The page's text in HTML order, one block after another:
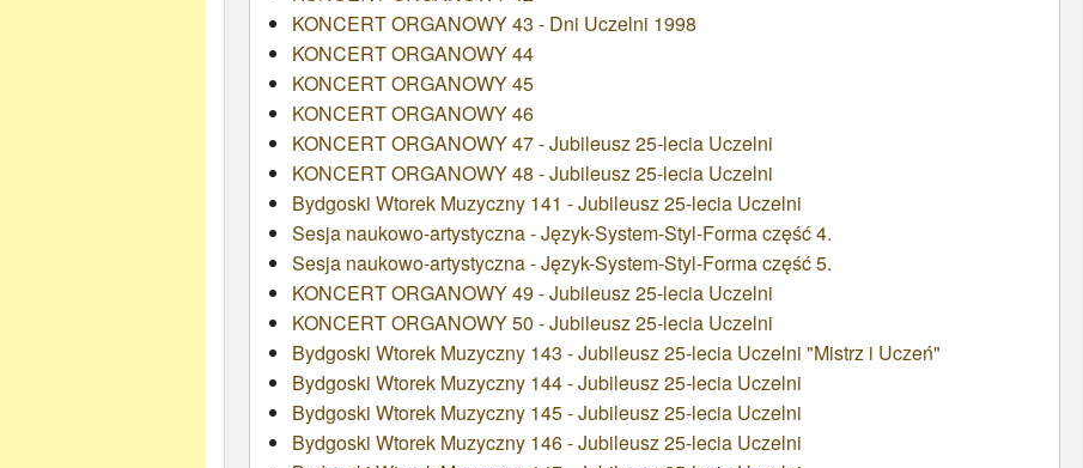
KONCERT ORGANOWY 43 - Dni Uczelni 1998
KONCERT ORGANOWY 44
KONCERT ORGANOWY 45
KONCERT ORGANOWY 46
KONCERT ORGANOWY 47 - Jubileusz 25-lecia Uczelni
KONCERT ORGANOWY 48 - Jubileusz 25-lecia Uczelni
Bydgoski Wtorek Muzyczny 141 - Jubileusz 25-lecia Uczelni
Sesja naukowo-artystyczna - Język-System-Styl-Forma część 4.
Sesja naukowo-artystyczna - Język-System-Styl-Forma część 5.
KONCERT ORGANOWY 49 - Jubileusz 25-lecia Uczelni
KONCERT ORGANOWY 50 - Jubileusz 25-lecia Uczelni
Bydgoski Wtorek Muzyczny 143 - Jubileusz 25-lecia Uczelni "Mistrz i Uczeń"
Bydgoski Wtorek Muzyczny 144 - Jubileusz 25-lecia Uczelni
Bydgoski Wtorek Muzyczny 145 - Jubileusz 25-lecia Uczelni
Bydgoski Wtorek Muzyczny 146 - Jubileusz 25-lecia Uczelni